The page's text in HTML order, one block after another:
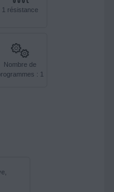
1 résistance
Nombre de
: 1